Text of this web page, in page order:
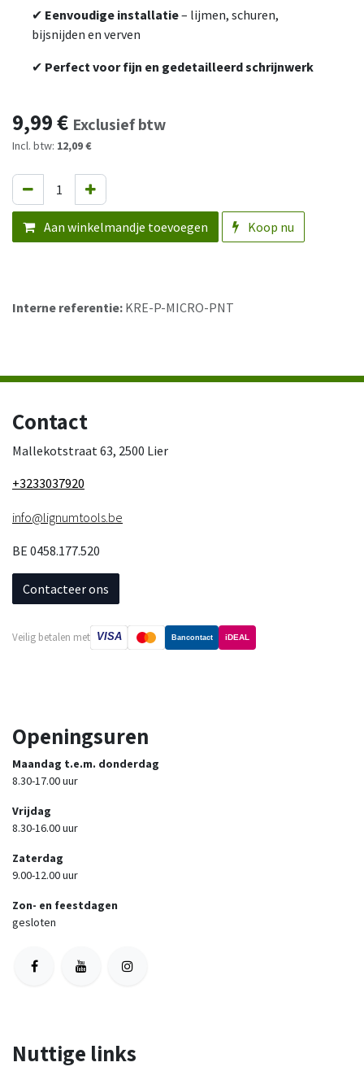
✔ Eenvoudige installatie– lijmen, schuren,
bijsnijden en verven
✔ Perfect voor fijn en gedetailleerd schrijnwerk
9,99€ Exclusief btw
Incl. btw: 12,09 €
Aan winkelmandje toevoegen Koop nu
Interne referentie: KRE-P-MICRO-PNT
Contact
Mallekotstraat 63, 2500 Lier
+3233037920
info@lignumtools.be
BE 0458.177.520
Contacteer ons
Veilig betalen met VISA Bancontact iDEAL
Openingsuren
Maandag t.e.m. donderdag
8.30-17.00 uur
Vrijdag
8.30-16.00 uur
Zaterdag
9.00-12.00 uur
Zon- en feestdagen
gesloten
Nuttige links